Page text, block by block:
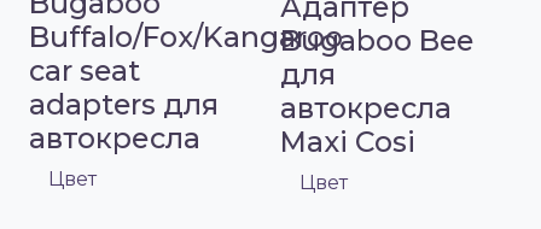
Buffalo/Fox/Kangaroo
car seat
adapters для
автокресла
Цвет
Адаптер
Bugaboo Bee
для
автокресла
Maxi Cosi
Цвет